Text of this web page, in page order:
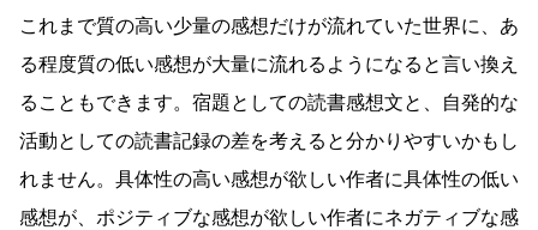
これまで質の高い少量の感想だけが流れていた世界に、あ
る程度質の低い感想が大量に流れるようになると言い換え
ることもできます。宿題としての読書感想文と、自発的な
活動としての読書記録の差を考えると分かりやすいかもし
れません。具体性の高い感想が欲しい作者に具体性の低い
感想が、ポジティブな感想が欲しい作者にネガティブな感